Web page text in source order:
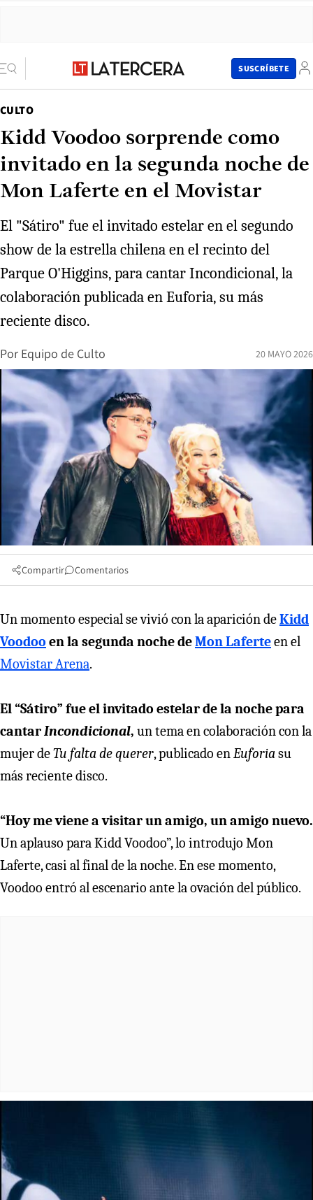
SUSCRÍBETE
CULTO
Kidd Voodoo sorprende como
invitado en la segunda noche de
Mon Laferte en el Movistar
El "Sátiro" fue el invitado estelar en el segundo
show de la estrella chilena en el recinto del
Parque O'Higgins, para cantar Incondicional, la
colaboración publicada en Euforia, su más
reciente disco.
Por Equipo de Culto 20 MAYO 2026
Compartir Comentarios
Un momento especial se vivió con la aparición deKidd
Voodoo en la segunda noche deMon Laferteen el
Movistar Arena.
El “Sátiro” fue el invitado estelar de la noche para
cantarIncondicional, un tema en colaboración con la
mujer deTu falta de querer, publicado enEuforiasu
más reciente disco.
“Hoy me viene a visitar un amigo, un amigo nuevo.
Un aplauso para Kidd Voodoo”, lo introdujo Mon
Laferte, casi al final de la noche. En ese momento,
Voodoo entró al escenario ante la ovación del público.